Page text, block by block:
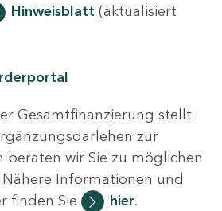
Hinweisblatt (aktualisiert
Gesamtfinanzierung stellt
zur
beraten wir Sie zu möglichen
Informationen und
finden Sie
hier.